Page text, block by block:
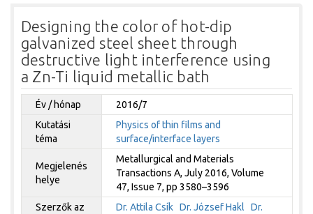
Designing the color of hot-dip
galvanized steel sheet through
destructive light interference using
a Zn-Ti liquid metallic bath
Év / hónap
2016/7
Kutatási
téma
Physics of thin films and
surface/interface layers
Megjelenés
helye
Metallurgical and Materials
Transactions A, July 2016, Volume
47, Issue 7, pp 3580–3596
Szerzők az
Dr. Attila Csík Dr. József Hakl
Dr.